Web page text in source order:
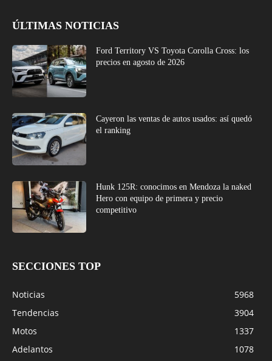
ÚLTIMAS NOTICIAS
Ford Territory VS Toyota Corolla Cross: los
precios en agosto de 2026
Cayeron las ventas de autos usados: así quedó
el ranking
Hunk 125R: conocimos en Mendoza la naked
Hero con equipo de primera y precio
competitivo
SECCIONES TOP
Noticias
5968
Tendencias
3904
Motos
1337
Adelantos
1078